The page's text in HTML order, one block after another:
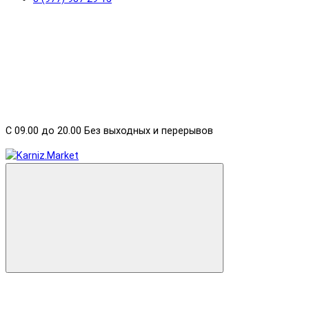
С 09.00 до 20.00 Без выходных и перерывов